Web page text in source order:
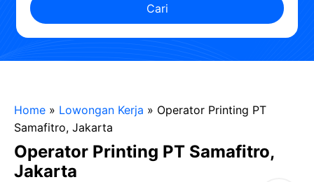
Cari
Home » Lowongan Kerja » Operator Printing PT
Samafitro, Jakarta
Operator Printing PT Samafitro,
Jakarta